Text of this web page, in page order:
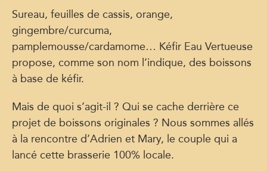
Sureau, feuilles de cassis, orange,
gingembre/curcuma,
pamplemousse/cardamome… Kéfir Eau Vertueuse
propose, comme son nom l’indique, des boissons
à base de kéfir.
Mais de quoi s’agit-il ? Qui se cache derrière ce
projet de boissons originales ? Nous sommes allés
à la rencontre d’Adrien et Mary, le couple qui a
lancé cette brasserie 100% locale.